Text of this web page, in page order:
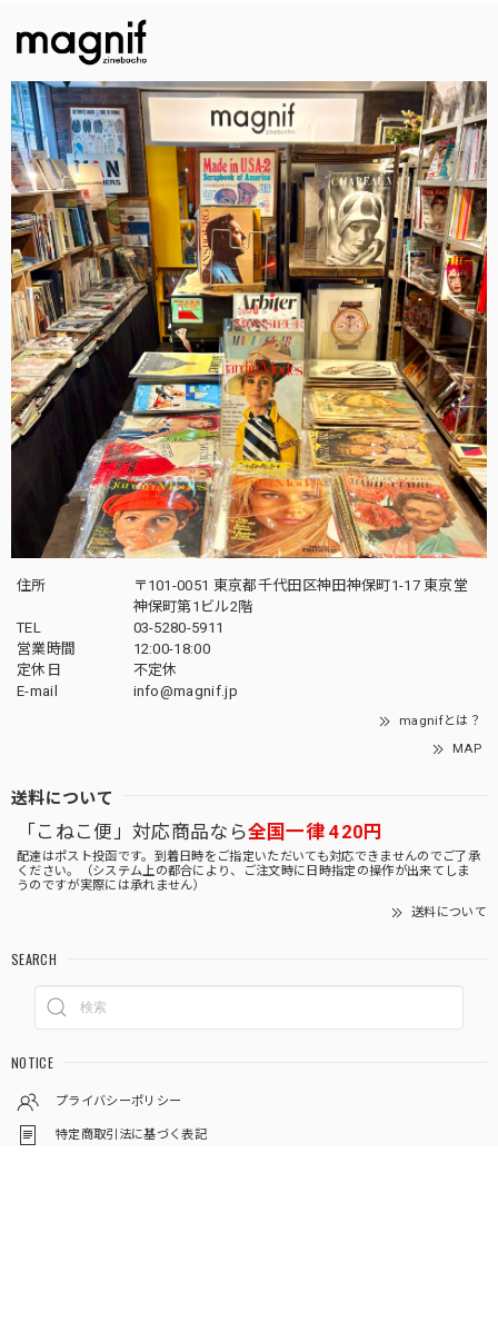
住所
〒101-0051 東京都千代田区神田神保町1-17 東京堂
神保町第1ビル2階
TEL
03-5280-5911
営業時間
12:00-18:00
定休日
不定休
E-mail
info@magnif.jp
magnifとは？
MAP
送料について
「こねこ便」対応商品なら全国一律 420円
配達はポスト投函です。到着日時をご指定いただいても対応できませんのでご了承
ください。（システム上の都合により、ご注文時に日時指定の操作が出来てしま
うのですが実際には承れません）
送料について
SEARCH
NOTICE
プライバシーポリシー
特定商取引法に基づく表記